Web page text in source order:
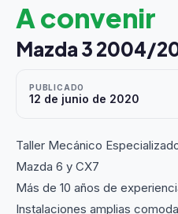
A convenir
Mazda 3 2004/
PUBLICADO
12 de junio de 2020
Taller Mecánico
Mazda 6 y CX7
Más de 10 años de
Instalaciones amplias